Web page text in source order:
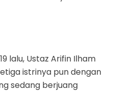
lalu, Ustaz Arifin Ilham
istrinya pun dengan
sedang berjuang